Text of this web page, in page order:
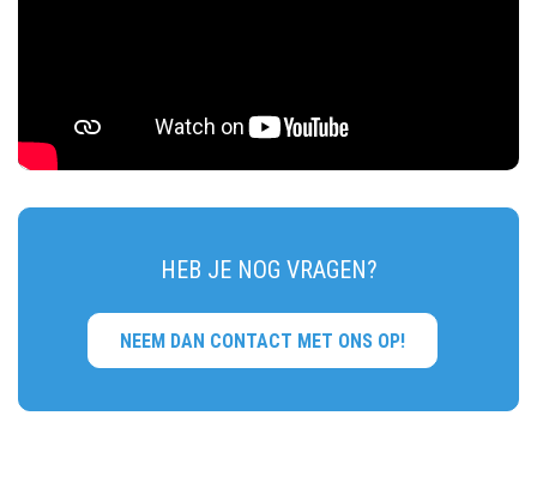
HEB JE NOG VRAGEN?
NEEM DAN CONTACT MET ONS OP!